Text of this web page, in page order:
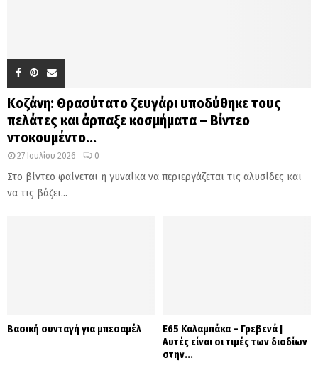
Κοζάνη: Θρασύτατο ζευγάρι υποδύθηκε τους
πελάτες και άρπαξε κοσμήματα – Βίντεο
ντοκουμέντο...
27 Ιουλίου 2026 0
Στο βίντεο φαίνεται η γυναίκα να περιεργάζεται τις αλυσίδες και
να τις βάζει...
Βασική συνταγή για μπεσαμέλ
Ε65 Καλαμπάκα – Γρεβενά |
Αυτές είναι οι τιμές των διοδίων
στην...